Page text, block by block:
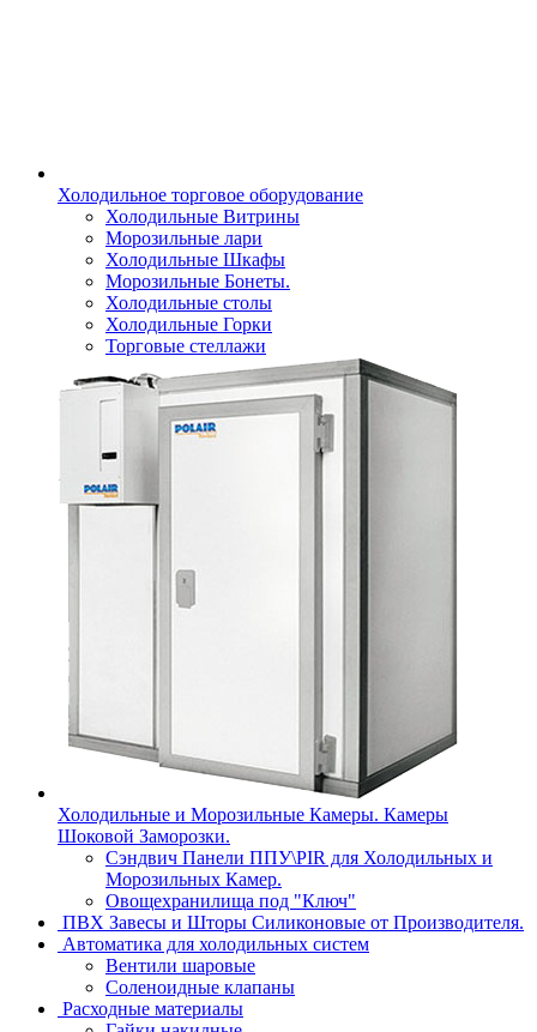
Холодильное торговое оборудование
Холодильные Витрины
Морозильные лари
Холодильные Шкафы
Морозильные Бонеты.
Холодильные столы
Холодильные Горки
Торговые стеллажи
Холодильные и Морозильные Камеры. Камеры
Шоковой Заморозки.
Сэндвич Панели ППУ\PIR для Холодильных и
Морозильных Камер.
Овощехранилища под "Ключ"
ПВХ Завесы и Шторы Силиконовые от Производителя.
Автоматика для холодильных систем
Вентили шаровые
Соленоидные клапаны
Расходные материалы